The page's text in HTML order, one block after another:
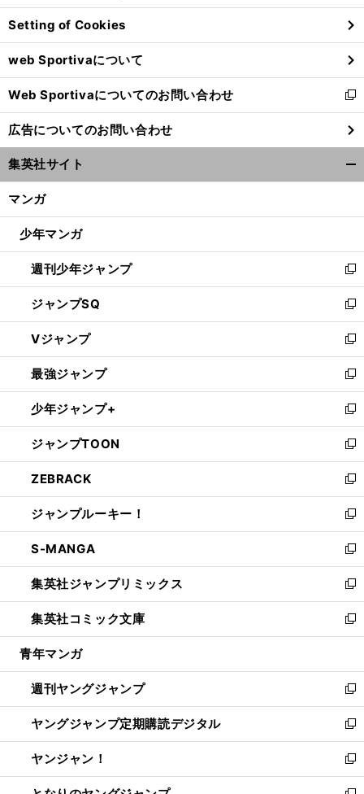
ン
ド
ウ
で
開
く
Setting of Cookies
web Sportivaについて
Web Sportivaについてのお問い合わせ
新
し
い
ウ
ィ
ン
ウ
開
く
広告についてのお問い合わせ
集英社サイト
マンガ
少年マンガ
週刊少年ジャンプ
新
し
い
ウ
ィ
ン
ド
ウ
で
開
く
ジャンプSQ
新
し
い
ウ
ィ
ン
ド
ウ
で
開
く
Vジャンプ
新
し
い
ウ
ィ
ン
ド
ウ
で
開
く
最強ジャンプ
新
し
い
ウ
ィ
ン
ド
ウ
で
開
く
少年ジャンプ+
新
し
い
ウ
ィ
ン
ド
ウ
で
開
く
ジャンプTOON
新
し
い
ウ
ィ
ン
ド
ウ
で
開
く
ZEBRACK
新
し
い
ウ
ィ
ン
ド
ウ
で
開
ジャンプルーキー！
新
し
い
ウ
ィ
ン
ド
ウ
開
く
S-MANGA
新
し
い
ウ
ィ
ン
ウ
で
開
く
集英社ジャンプリミックス
新
し
い
ウ
ン
ド
ウ
で
開
く
集英社コミック文庫
新
し
ウ
ィ
ン
ド
ウ
で
開
青年マンガ
週刊ヤングジャンプ
新
し
い
ウ
ィ
ン
ヤングジャンプ定期購読デジタル
新
し
い
ウ
ヤンジャン！
新
し